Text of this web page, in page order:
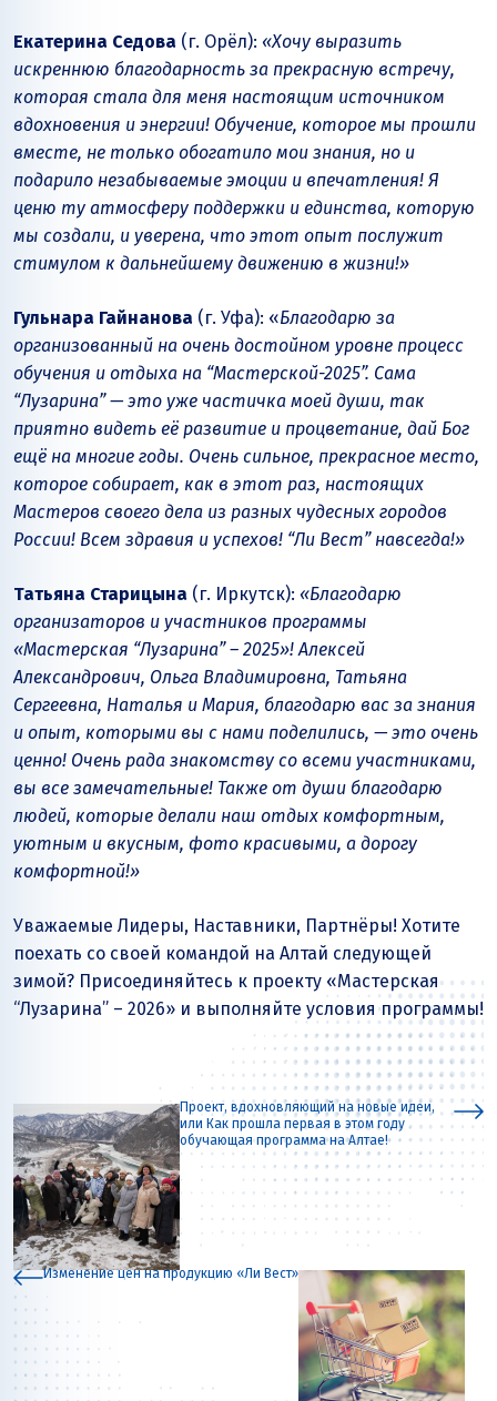
Екатерина Седова (г. Орёл): «Хочу выразить
искреннюю благодарность за прекрасную встречу,
которая стала для меня настоящим источником
вдохновения и энергии! Обучение, которое мы прошли
вместе, не только обогатило мои знания, но и
подарило незабываемые эмоции и впечатления! Я
ценю ту атмосферу поддержки и единства, которую
мы создали, и уверена, что этот опыт послужит
стимулом к дальнейшему движению в жизни!»
Гульнара Гайнанова (г. Уфа): «Благодарю за
организованный на очень достойном уровне процесс
обучения и отдыха на “Мастерской-2025”. Сама
“Лузарина” — это уже частичка моей души, так
приятно видеть её развитие и процветание, дай Бог
ещё на многие годы. Очень сильное, прекрасное место,
которое собирает, как в этот раз, настоящих
Мастеров своего дела из разных чудесных городов
России! Всем здравия и успехов! “Ли Вест” навсегда!»
Татьяна Старицына (г. Иркутск): «Благодарю
организаторов и участников программы
«Мастерская “Лузарина” – 2025»! Алексей
Александрович, Ольга Владимировна, Татьяна
Сергеевна, Наталья и Мария, благодарю вас за знания
и опыт, которыми вы с нами поделились, — это очень
ценно! Очень рада знакомству со всеми участниками,
вы все замечательные! Также от души благодарю
людей, которые делали наш отдых комфортным,
уютным и вкусным, фото красивыми, а дорогу
комфортной!»
Уважаемые Лидеры, Наставники, Партнёры! Хотите
поехать со своей командой на Алтай следующей
зимой? Присоединяйтесь к проекту «Мастерская
“Лузарина” – 2026» и выполняйте условия программы!
Изменение цен на продукцию «Ли Вест»
Проект, вдохновляющий на новые идеи,
или Как прошла первая в этом году
обучающая программа на Алтае!